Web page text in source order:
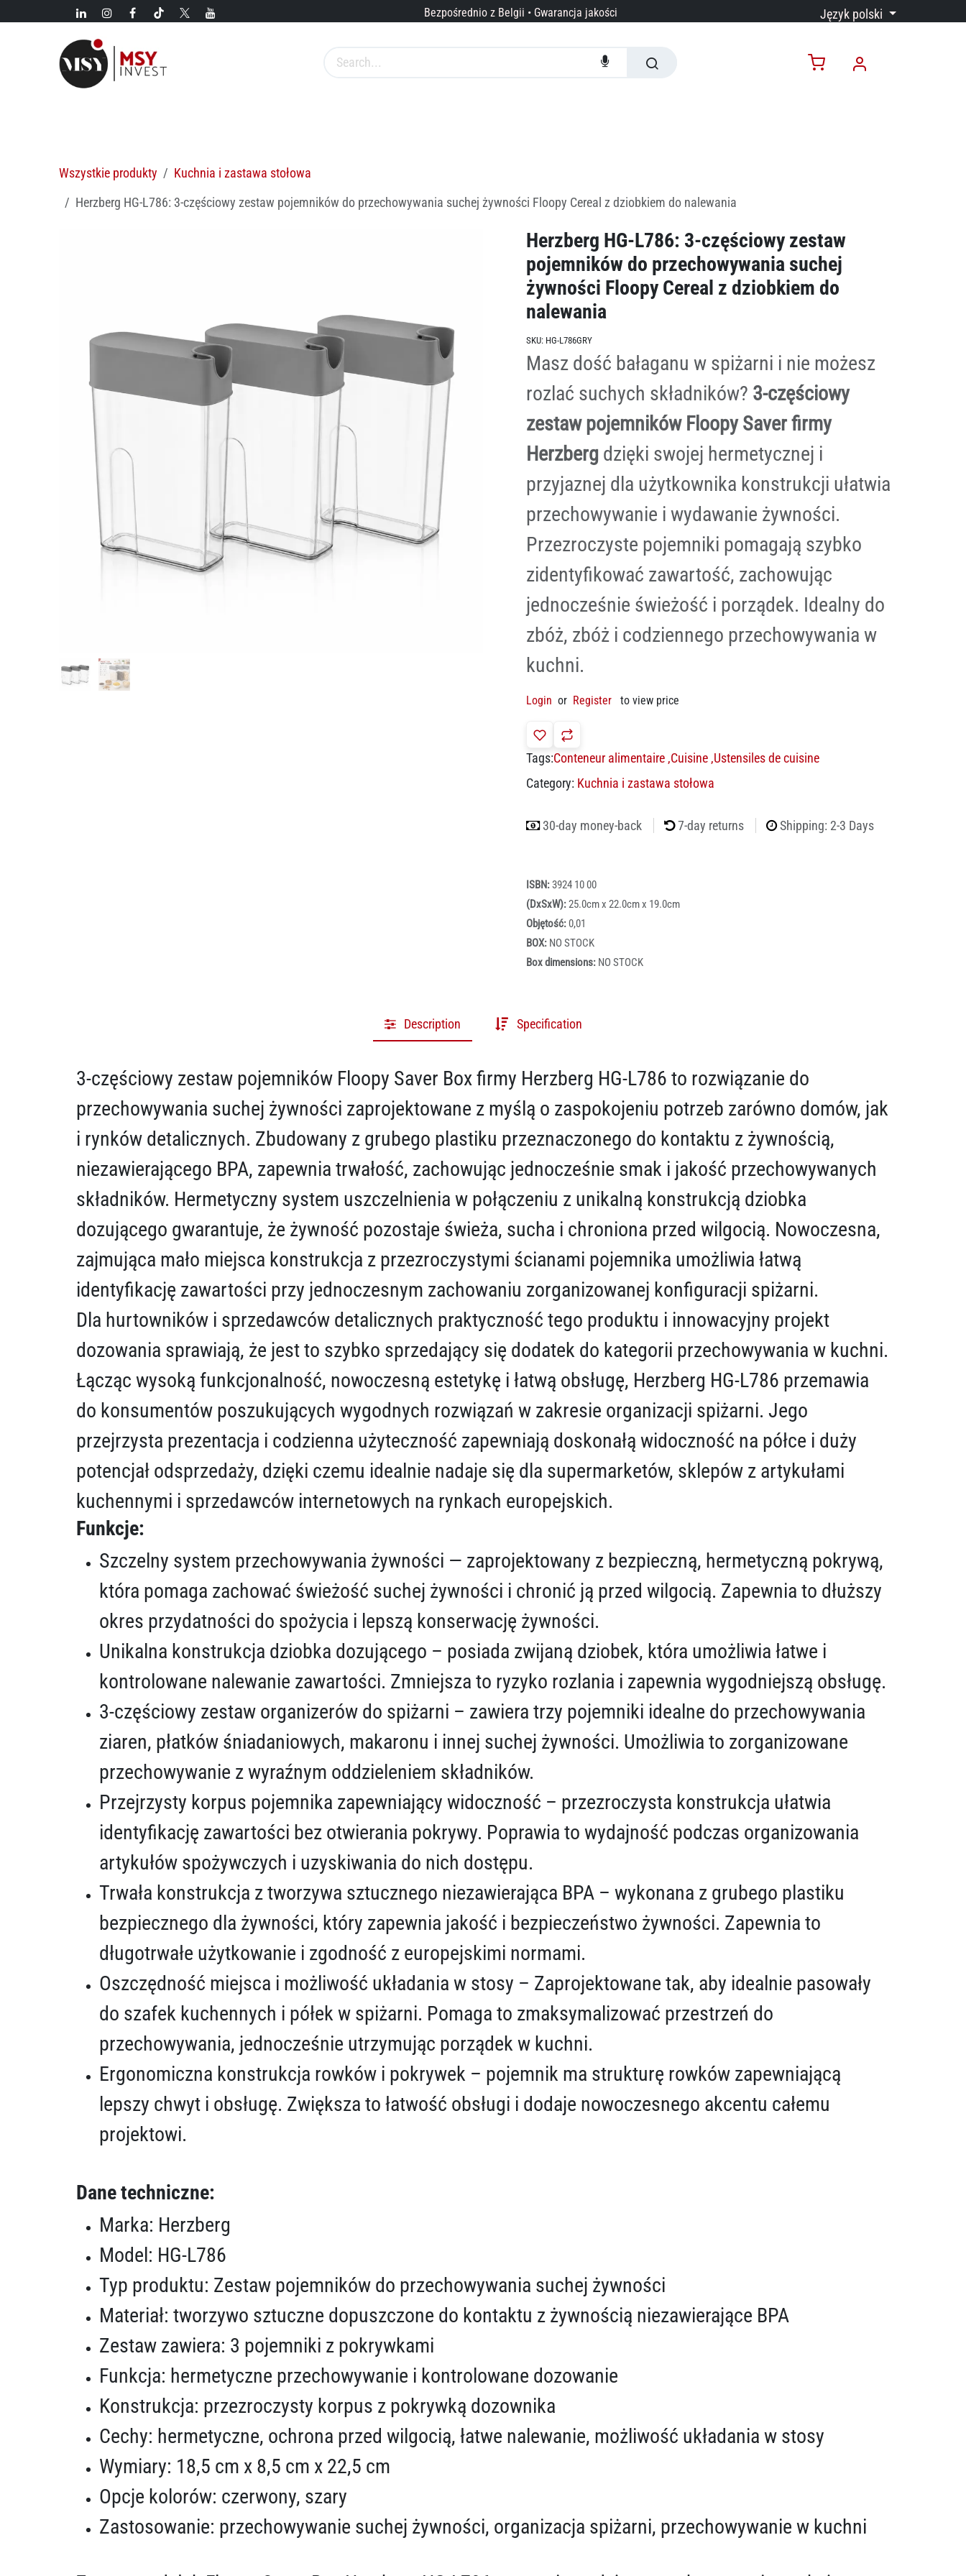
Przejdź do zawartości Bezpośrednio z Belgii • Gwarancja jakości Język polski
Wszystkie produkty
Kuchnia i zastawa stołowa
Herzberg HG-L786: 3-częściowy zestaw pojemników do przechowywania suchej żywności Floopy Cereal z dziobkiem do nalewania
Herzberg HG-L786: 3-częściowy zestaw
pojemników do przechowywania suchej
żywności Floopy Cereal z dziobkiem do
nalewania
SKU: HG-L786GRY
Masz dość bałaganu w spiżarni i nie możesz
rozlać suchych składników? 3-częściowy
zestaw pojemników Floopy Saver firmy
Herzberg dzięki swojej hermetycznej i
przyjaznej dla użytkownika konstrukcji ułatwia
przechowywanie i wydawanie żywności.
Przezroczyste pojemniki pomagają szybko
zidentyfikować zawartość, zachowując
jednocześnie świeżość i porządek. Idealny do
zbóż, zbóż i codziennego przechowywania w
kuchni.
Login or Register to view price
Tags:Conteneur alimentaire ,Cuisine ,Ustensiles de cuisine
Category: Kuchnia i zastawa stołowa
30-day money-back 7-day returns Shipping: 2-3 Days
ISBN:3924 10 00
(DxSxW):25.0cm x 22.0cm x 19.0cm
Objętość:0,01
BOX: NO STOCK
Box dimensions: NO STOCK
Description Specification
3-częściowy zestaw pojemników Floopy Saver Box firmy Herzberg HG-L786 to rozwiązanie do
przechowywania suchej żywności zaprojektowane z myślą o zaspokojeniu potrzeb zarówno domów, jak
i rynków detalicznych. Zbudowany z grubego plastiku przeznaczonego do kontaktu z żywnością,
niezawierającego BPA, zapewnia trwałość, zachowując jednocześnie smak i jakość przechowywanych
składników. Hermetyczny system uszczelnienia w połączeniu z unikalną konstrukcją dziobka
dozującego gwarantuje, że żywność pozostaje świeża, sucha i chroniona przed wilgocią. Nowoczesna,
zajmująca mało miejsca konstrukcja z przezroczystymi ścianami pojemnika umożliwia łatwą
identyfikację zawartości przy jednoczesnym zachowaniu zorganizowanej konfiguracji spiżarni.
Dla hurtowników i sprzedawców detalicznych praktyczność tego produktu i innowacyjny projekt
dozowania sprawiają, że jest to szybko sprzedający się dodatek do kategorii przechowywania w kuchni.
Łącząc wysoką funkcjonalność, nowoczesną estetykę i łatwą obsługę, Herzberg HG-L786 przemawia
do konsumentów poszukujących wygodnych rozwiązań w zakresie organizacji spiżarni. Jego
przejrzysta prezentacja i codzienna użyteczność zapewniają doskonałą widoczność na półce i duży
potencjał odsprzedaży, dzięki czemu idealnie nadaje się dla supermarketów, sklepów z artykułami
kuchennymi i sprzedawców internetowych na rynkach europejskich.
Funkcje:
Szczelny system przechowywania żywności — zaprojektowany z bezpieczną, hermetyczną pokrywą,
która pomaga zachować świeżość suchej żywności i chronić ją przed wilgocią. Zapewnia to dłuższy
okres przydatności do spożycia i lepszą konserwację żywności.
Unikalna konstrukcja dziobka dozującego – posiada zwijaną dziobek, która umożliwia łatwe i
kontrolowane nalewanie zawartości. Zmniejsza to ryzyko rozlania i zapewnia wygodniejszą obsługę.
3-częściowy zestaw organizerów do spiżarni – zawiera trzy pojemniki idealne do przechowywania
ziaren, płatków śniadaniowych, makaronu i innej suchej żywności. Umożliwia to zorganizowane
przechowywanie z wyraźnym oddzieleniem składników.
Przejrzysty korpus pojemnika zapewniający widoczność – przezroczysta konstrukcja ułatwia
identyfikację zawartości bez otwierania pokrywy. Poprawia to wydajność podczas organizowania
artykułów spożywczych i uzyskiwania do nich dostępu.
Trwała konstrukcja z tworzywa sztucznego niezawierająca BPA – wykonana z grubego plastiku
bezpiecznego dla żywności, który zapewnia jakość i bezpieczeństwo żywności. Zapewnia to
długotrwałe użytkowanie i zgodność z europejskimi normami.
Oszczędność miejsca i możliwość układania w stosy – Zaprojektowane tak, aby idealnie pasowały
do ​​szafek kuchennych i półek w spiżarni. Pomaga to zmaksymalizować przestrzeń do
przechowywania, jednocześnie utrzymując porządek w kuchni.
Ergonomiczna konstrukcja rowków i pokrywek – pojemnik ma strukturę rowków zapewniającą
lepszy chwyt i obsługę. Zwiększa to łatwość obsługi i dodaje nowoczesnego akcentu całemu
projektowi.
Dane techniczne:
Marka: Herzberg
Model: HG-L786
Typ produktu: Zestaw pojemników do przechowywania suchej żywności
Materiał: tworzywo sztuczne dopuszczone do kontaktu z żywnością niezawierające BPA
Zestaw zawiera: 3 pojemniki z pokrywkami
Funkcja: hermetyczne przechowywanie i kontrolowane dozowanie
Konstrukcja: przezroczysty korpus z pokrywką dozownika
Cechy: hermetyczne, ochrona przed wilgocią, łatwe nalewanie, możliwość układania w stosy
Wymiary: 18,5 cm x 8,5 cm x 22,5 cm
Opcje kolorów: czerwony, szary
Zastosowanie: przechowywanie suchej żywności, organizacja spiżarni, przechowywanie w kuchni